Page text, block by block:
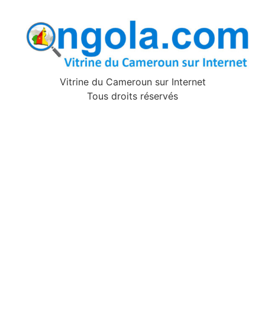
Vitrine du Cameroun sur Internet
Tous droits réservés